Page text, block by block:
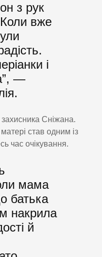
з рук
вже
і
—
Сніжана.
став одним із
час очікування.
мама
батька
накрила
й